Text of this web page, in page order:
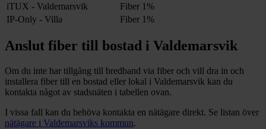
iTUX - Valdemarsvik
Fiber 1%
IP-Only - Villa
Fiber 1%
Anslut fiber till bostad i Valdemarsvik
Om du inte har tillgång till bredband via fiber och vill dra in och
installera fiber till en bostad eller lokal i Valdemarsvik kan du
kontakta något av stadsnäten i tabellen ovan.
I vissa fall kan du behöva kontakta en nätägare direkt. Se listan över
nätägare i Valdemarsviks kommun.